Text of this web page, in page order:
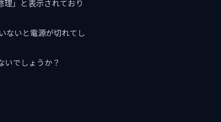
」と表示されており
ないと電源が切れてし
いでしょうか？